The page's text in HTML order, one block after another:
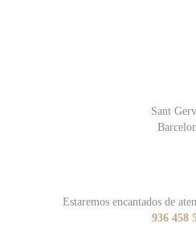
Sant
Estaremos encantados de
936 458